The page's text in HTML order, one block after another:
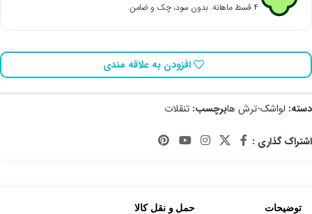
۴ قسط ماهانه. بدون سود، چک و ضامن.
افزودن به علاقه مندی
دسته: لواشک-ترش هابرچسب: تنقلات
اشتراک گذاری :
توضیحات حمل و نقل کالا